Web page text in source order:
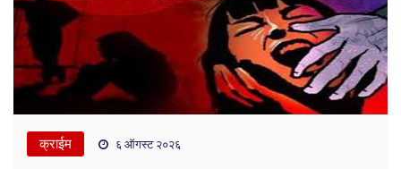
क्राईम ६ ऑगस्ट २०२६